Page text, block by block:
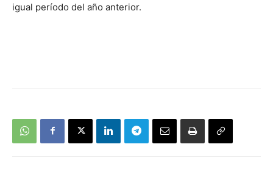
igual período del año anterior.